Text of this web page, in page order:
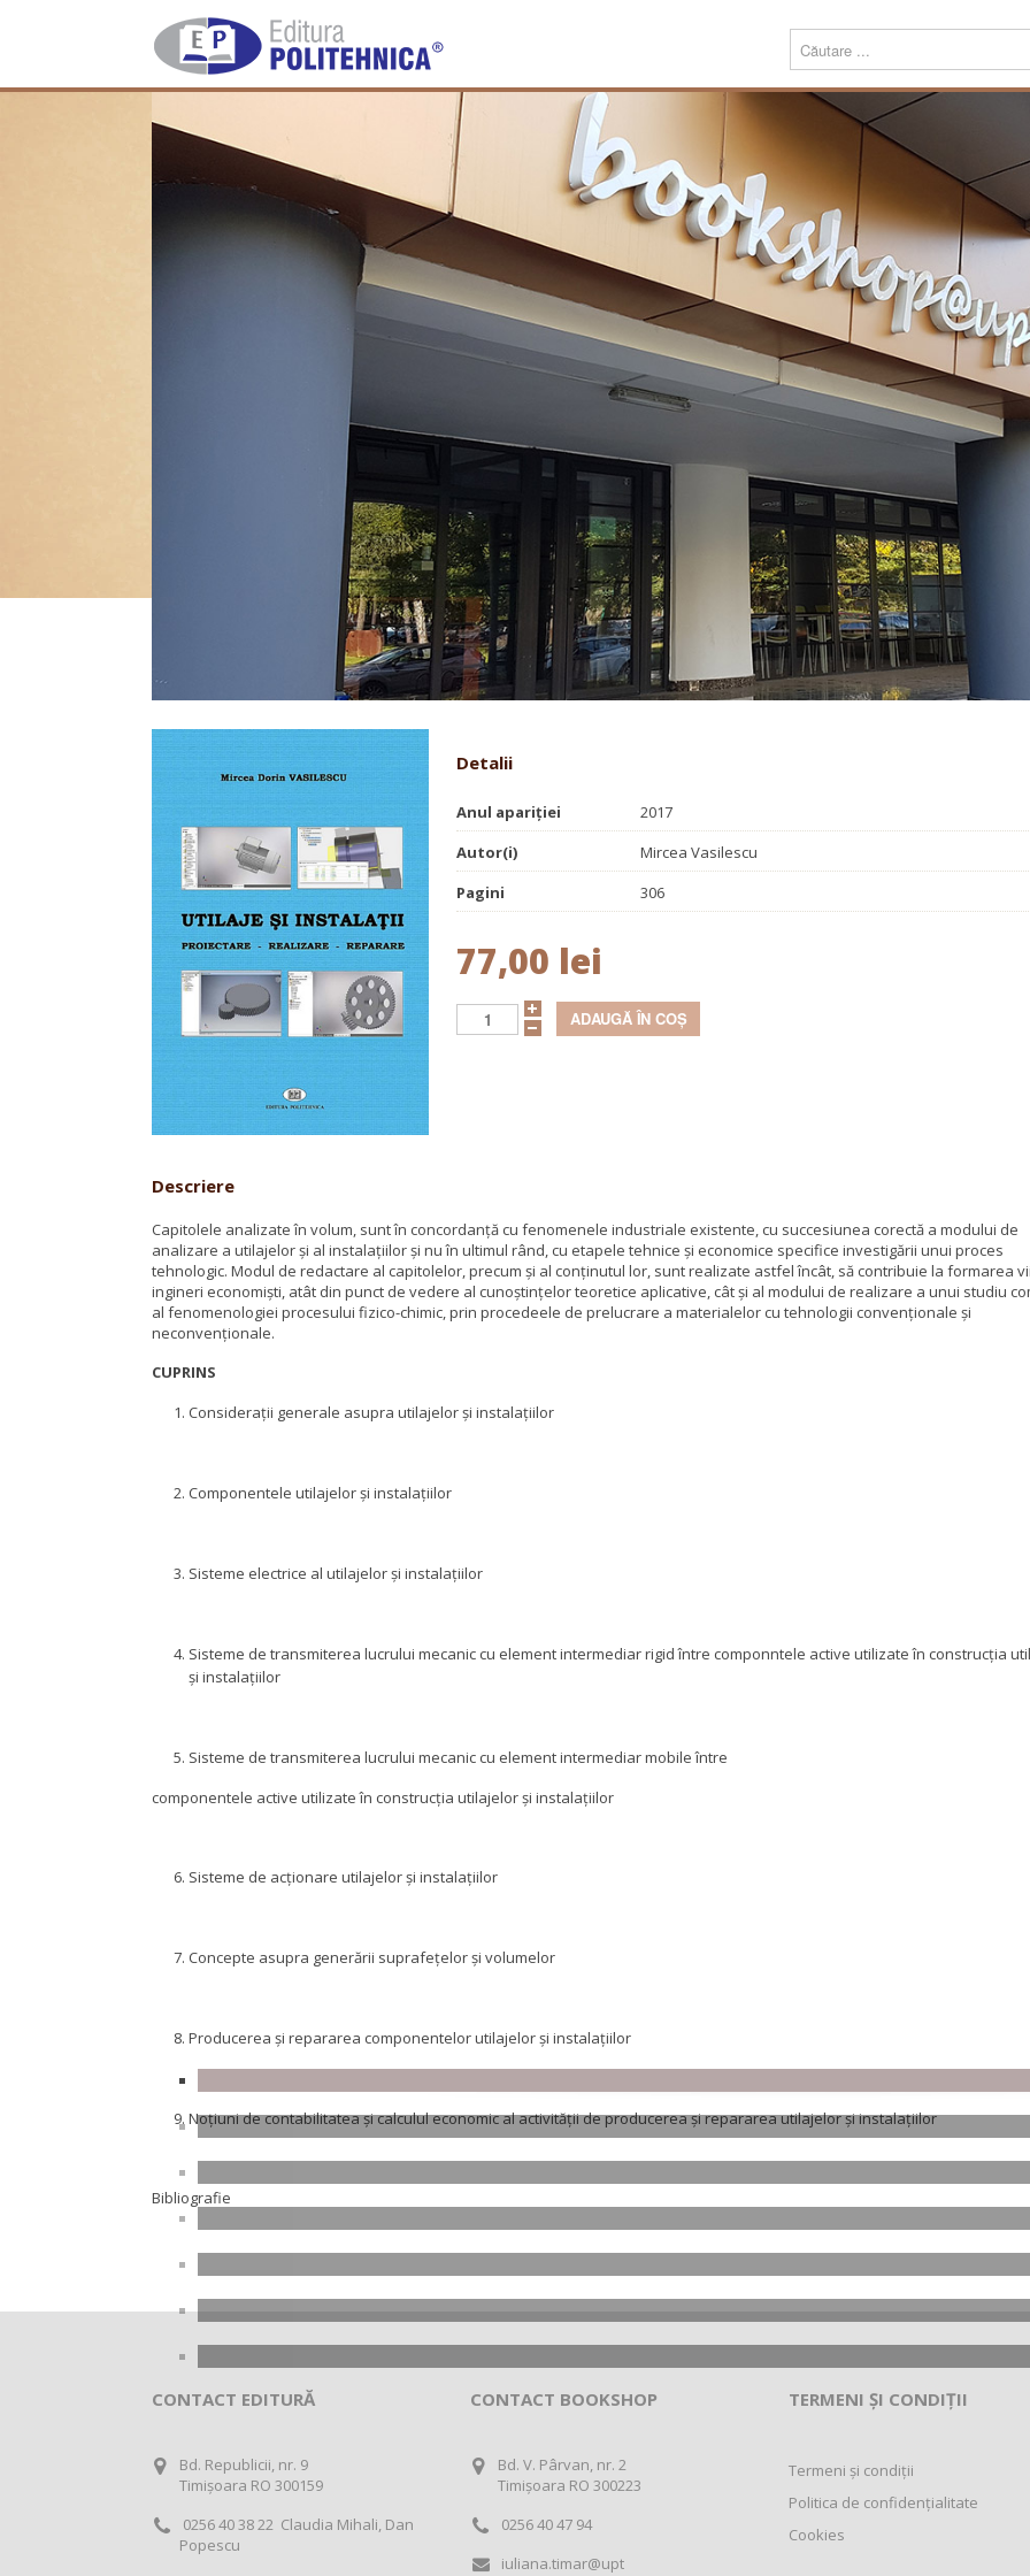
Prezentare
Despre
Misiune
Echipa
Editură
Carte
Periodice
Teze de doctorat
Download
Tipografie
Servicii
Produse
Echipamente tipografice
Promoționale
Evenimente
Contact
Utilaje şi instalaţii. Proiectare. Realizare. Reparare.
Detalii
Anul apariției
2017
Autor(i)
Mircea Vasilescu
Pagini
306
77,00 lei
Descriere
Capitolele analizate în volum, sunt în concordanță cu fenomenele industriale existente, cu succesiunea corectă a modului de
analizare a utilajelor și al instalațiilor și nu în ultimul rând, cu etapele tehnice și economice specifice investigării unui proces
tehnologic. Modul de redactare al capitolelor, precum şi al conţinutul lor, sunt realizate astfel încât, să contribuie la formarea
ingineri economiști, atât din punct de vedere al cunoştinţelor teoretice aplicative, cât şi al modului de realizare a unui studiu
al fenomenologiei procesului fizico-chimic, prin procedeele de prelucrare a materialelor cu tehnologii convenționale și
neconvenționale.
CUPRINS
Considerații generale asupra utilajelor și instalațiilor
Componentele utilajelor și instalațiilor
Sisteme electrice al utilajelor și instalațiilor
Sisteme de transmiterea lucrului mecanic cu element intermediar rigid între componntele active utilizate în construcția
și instalațiilor
Sisteme de transmiterea lucrului mecanic cu element intermediar mobile între
componentele active utilizate în construcția utilajelor și instalațiilor
Sisteme de acționare utilajelor și instalațiilor
Concepte asupra generării suprafețelor și volumelor
Producerea și repararea componentelor utilajelor și instalațiilor
Noțiuni de contabilitatea și calculul economic al activității de producerea și repararea utilajelor și instalațiilor
Bibliografie
CONTACT EDITURĂ
Bd. Republicii, nr. 9
Timișoara RO 300159
0256 40 38 22 Claudia Mihali, Dan
Popescu
CONTACT BOOKSHOP
Bd. V. Pârvan, nr. 2
Timișoara RO 300223
0256 40 47 94
iuliana.timar@upt
TERMENI ȘI CONDIȚII
Termeni și condiții
Politica de confidențialitate
Cookies